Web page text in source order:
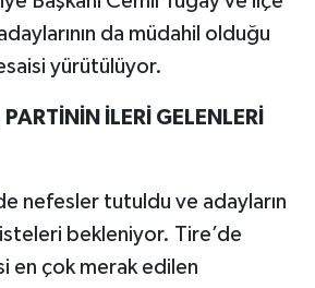
da müdahil olduğu
yürütülüyor.
İLERİ GELENLERİ
nefesler tutuldu ve adayların
bekleniyor. Tire’de
en çok merak edilen